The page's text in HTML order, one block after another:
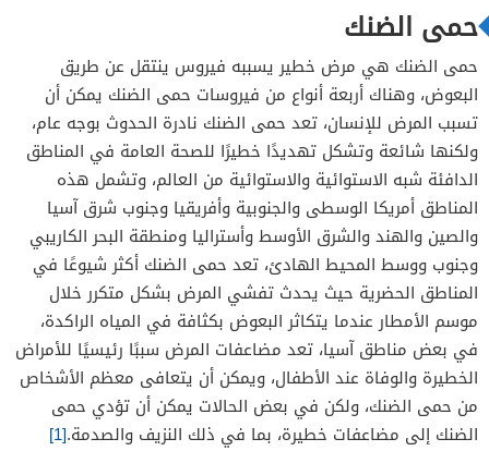
حمى الضنك
حمى الضنك هي مرض خطير يسببه فيروس ينتقل عن طريق
البعوض، وهناك أربعة أنواع من فيروسات حمى الضنك يمكن أن
تسبب المرض للإنسان، تعد حمى الضنك نادرة الحدوث بوجه عام،
ولكنها شائعة وتشكل تهديدًا خطيرًا للصحة العامة في المناطق
الدافئة شبه الاستوائية والاستوائية من العالم، وتشمل هذه
المناطق أمريكا الوسطى والجنوبية وأفريقيا وجنوب شرق آسيا
والصين والهند والشرق الأوسط وأستراليا ومنطقة البحر الكاريبي
وجنوب ووسط المحيط الهادئ، تعد حمى الضنك أكثر شيوعًا في
المناطق الحضرية حيث يحدث تفشي المرض بشكل متكرر خلال
موسم الأمطار عندما يتكاثر البعوض بكثافة في المياه الراكدة،
في بعض مناطق آسيا، تعد مضاعفات المرض سببًا رئيسيًا للأمراض
الخطيرة والوفاة عند الأطفال، ويمكن أن يتعافى معظم الأشخاص
من حمى الضنك، ولكن في بعض الحالات يمكن أن تؤدي حمى
الضنك إلى مضاعفات خطيرة، بما في ذلك النزيف والصدمة.[1]